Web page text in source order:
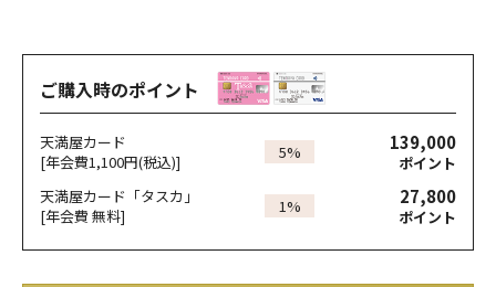
ご購入時のポイント
天満屋カード
[年会費1,100円(税込)]
5% 139,000
ポイント
天満屋カード「タスカ」
[年会費 無料]
1% 27,800
ポイント